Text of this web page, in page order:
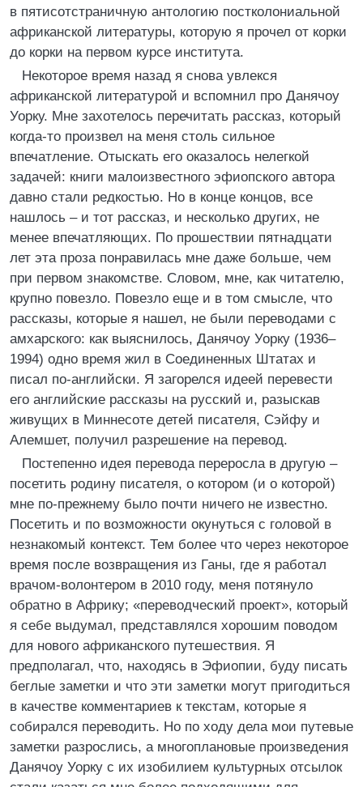
в пятисотстраничную антологию постколониальной
африканской литературы, которую я прочел от корки
до корки на первом курсе института.
Некоторое время назад я снова увлекся
африканской литературой и вспомнил про Данячоу
Уорку. Мне захотелось перечитать рассказ, который
когда-то произвел на меня столь сильное
впечатление. Отыскать его оказалось нелегкой
задачей: книги малоизвестного эфиопского автора
давно стали редкостью. Но в конце концов, все
нашлось – и тот рассказ, и несколько других, не
менее впечатляющих. По прошествии пятнадцати
лет эта проза понравилась мне даже больше, чем
при первом знакомстве. Словом, мне, как читателю,
крупно повезло. Повезло еще и в том смысле, что
рассказы, которые я нашел, не были переводами с
амхарского: как выяснилось, Данячоу Уорку (1936–
1994) одно время жил в Соединенных Штатах и
писал по-английски. Я загорелся идеей перевести
его английские рассказы на русский и, разыскав
живущих в Миннесоте детей писателя, Сэйфу и
Алемшет, получил разрешение на перевод.
Постепенно идея перевода переросла в другую –
посетить родину писателя, о котором (и о которой)
мне по-прежнему было почти ничего не известно.
Посетить и по возможности окунуться с головой в
незнакомый контекст. Тем более что через некоторое
время после возвращения из Ганы, где я работал
врачом-волонтером в 2010 году, меня потянуло
обратно в Африку; «переводческий проект», который
я себе выдумал, представлялся хорошим поводом
для нового африканского путешествия. Я
предполагал, что, находясь в Эфиопии, буду писать
беглые заметки и что эти заметки могут пригодиться
в качестве комментариев к текстам, которые я
собирался переводить. Но по ходу дела мои путевые
заметки разрослись, а многоплановые произведения
Данячоу Уорку с их изобилием культурных отсылок